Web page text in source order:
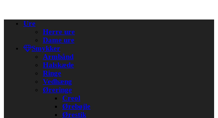
navigation
Ure
Herre ure
Dame ure
Smykker
Armbånd
Halskæde
Ringe
Vedhæng
Øreringe
Creol
Ørebøjle
Ørestik